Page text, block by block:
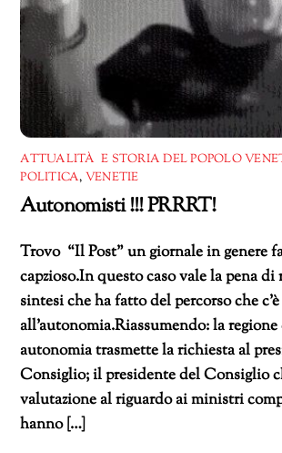
ATTUALITÀ E STORIA DEL POPOLO
POLITICA, VENETIE
Autonomisti !!! PRRRT!
Trovo “Il Post” un giornale in genere
capzioso.In questo caso vale la pena
sintesi che ha fatto del percorso che
all’autonomia.Riassumendo: la
autonomia trasmette la richiesta al
Consiglio; il presidente del Consiglio
valutazione al riguardo ai ministri
hanno […]